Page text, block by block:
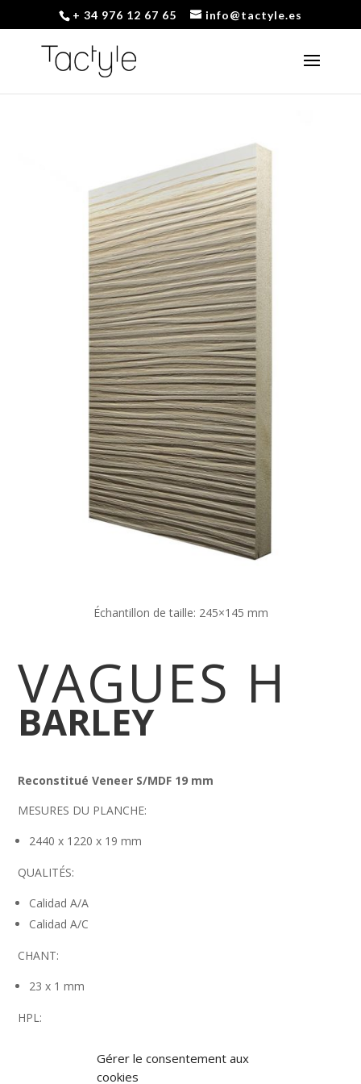
Gérer le consentement aux
cookies
+ 34 976 12 67 65 info@tactyle.es
Échantillon de taille: 245×145 mm
VAGUES H
BARLEY
Reconstitué Veneer S/MDF 19 mm
MESURES DU PLANCHE:
2440 x 1220 x 19 mm
QUALITÉS:
Calidad A/A
Calidad A/C
CHANT:
23 x 1 mm
HPL: